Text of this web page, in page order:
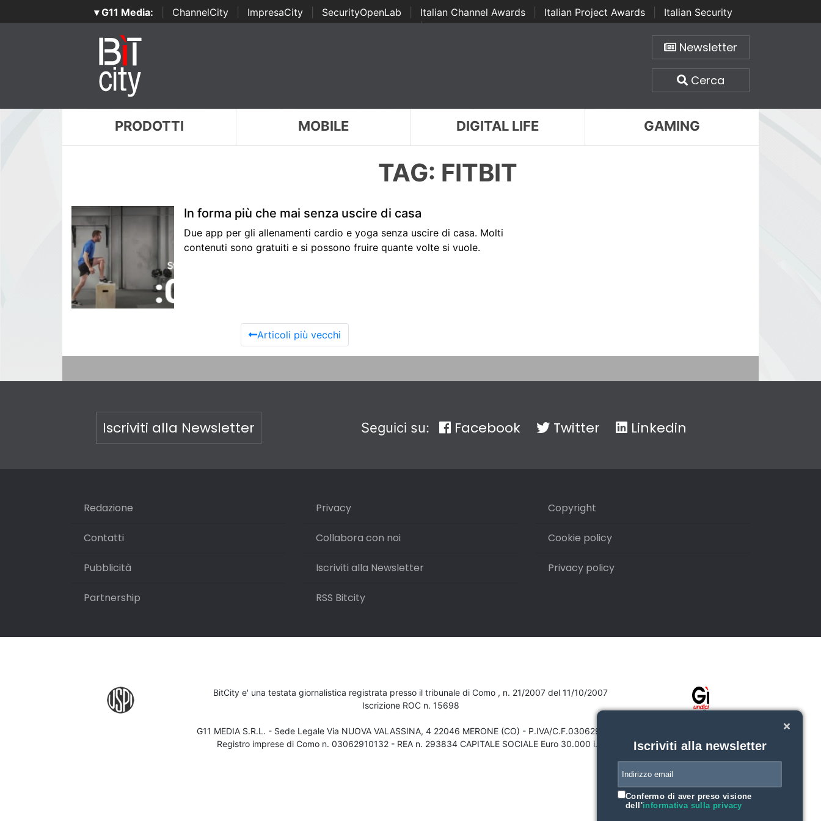
▾ G11 Media: ChannelCity ImpresaCity SecurityOpenLab Italian Channel Awards Italian Project Awards
Italian Security
Awards | ...
Newsletter
Cerca
PRODOTTI MOBILE DIGITAL LIFE GAMING
TAG: FITBIT
In forma più che mai senza uscire di casa
Due app per gli allenamenti cardio e yoga senza uscire di casa. Molti
contenuti sono gratuiti e si possono fruire quante volte si vuole.
Articoli più vecchi
Iscriviti alla Newsletter Seguici su: Facebook Twitter Linkedin
Redazione
Contatti
Pubblicità
Partnership
Privacy
Collabora con noi
Iscriviti alla Newsletter
RSS Bitcity
Copyright
Cookie policy
Privacy policy
BitCity e' una testata giornalistica registrata presso il tribunale di Como , n. 21/2007 del 11/10/2007
Iscrizione ROC n. 15698
G11 MEDIA S.R.L. - Sede Legale Via NUOVA VALASSINA, 4 22046 MERONE (CO) - P.IVA/C.F.03062910132
Registro imprese di Como n. 03062910132 - REA n. 293834 CAPITALE SOCIALE Euro 30.000 i.v.
Iscriviti alla newsletter
Confermo di aver preso visione
dell'informativa sulla privacy